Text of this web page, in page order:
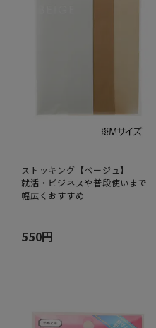
ストッキング【ベージュ】
就活・ビジネスや普段使いまで
幅広くおすすめ
550円